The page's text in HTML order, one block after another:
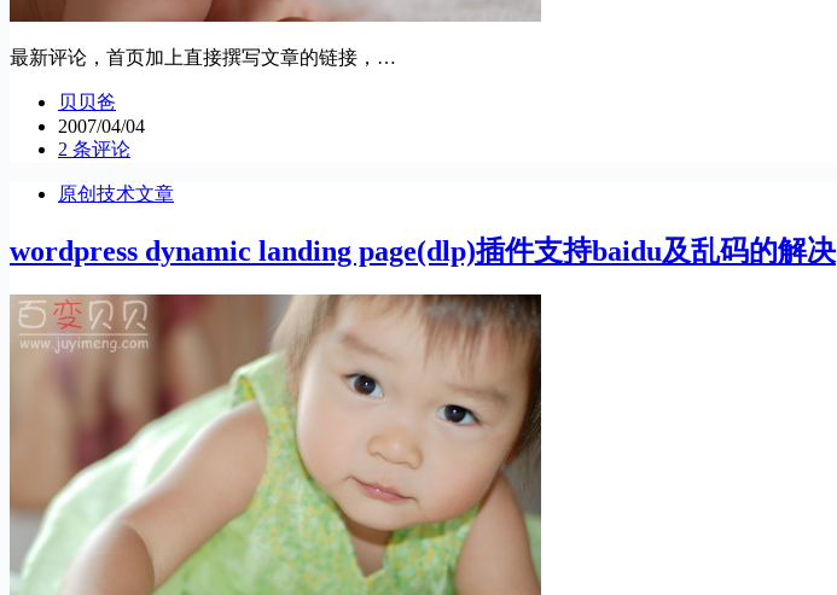
最新评论，首页加上直接撰写文章的链接，…
贝贝爸
2007/04/04
2 条评论
原创技术文章
wordpress dynamic landing page(dlp)插件支持baidu及乱码的解决